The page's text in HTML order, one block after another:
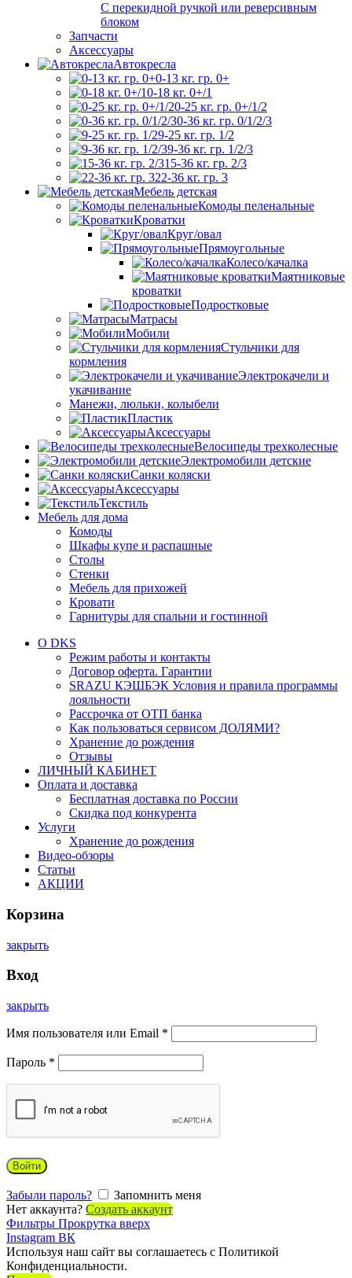
С перекидной ручкой или реверсивным
блоком
Запчасти
Аксессуары
Автокресла
0-13 кг. гр. 0+
0-18 кг. 0+/1
0-25 кг. гр. 0+/1/2
0-36 кг. гр. 0/1/2/3
9-25 кг. гр. 1/2
9-36 кг. гр. 1/2/3
15-36 кг. гр. 2/3
22-36 кг. гр. 3
Мебель детская
Комоды пеленальные
Кроватки
Круг/овал
Прямоугольные
Колесо/качалка
Маятниковые
кроватки
Подростковые
Матрасы
Мобили
Стульчики для
кормления
Электрокачели и
укачивание
Манежи, люльки, колыбели
Пластик
Аксессуары
Велосипеды трехколесные
Электромобили детские
Санки коляски
Аксессуары
Текстиль
Мебель для дома
Комоды
Шкафы купе и распашные
Столы
Стенки
Мебель для прихожей
Кровати
Гарнитуры для спальни и гостинной
О DKS
Режим работы и контакты
Договор оферта. Гарантии
SRAZU КЭШБЭК Условия и правила программы
лояльности
Рассрочка от ОТП банка
Как пользоваться сервисом ДОЛЯМИ?
Хранение до рождения
Отзывы
ЛИЧНЫЙ КАБИНЕТ
Оплата и доставка
Бесплатная доставка по России
Скидка под конкурента
Услуги
Хранение до рождения
Видео-обзоры
Статьи
АКЦИИ
Корзина
закрыть
Вход
закрыть
Имя пользователя или Email *
Пароль *
Войти
Забыли пароль?
Запомнить меня
Нет аккаунта? Создать аккаунт
Фильтры Прокрутка вверх
Instagram ВК
Используя наш сайт вы соглашаетесь с Политикой
Конфиденциальности.